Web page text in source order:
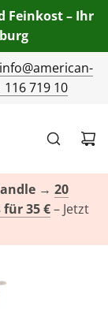
Feinkost – Ihr
info@american-
116 719 10
→ 20
für 35 €– Jetzt